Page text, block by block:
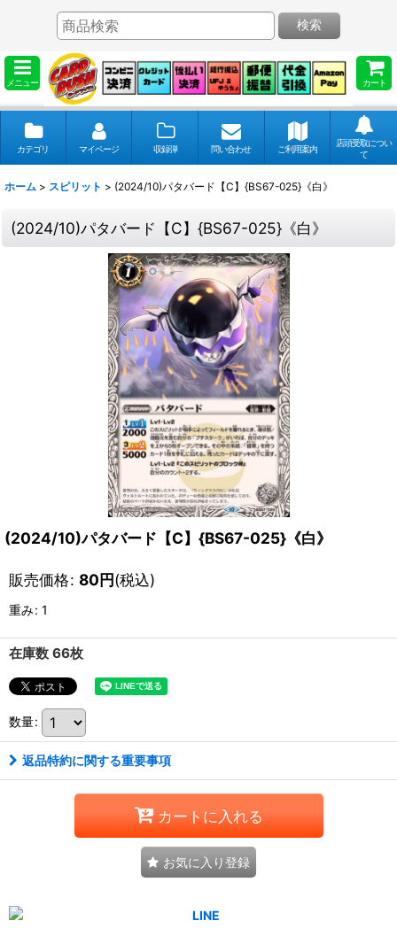
メニュー カート
検索
カテゴリ マイページ 収録弾 問い合わせ ご利用案内
店頭受取につい
て
ホーム > スピリット > (2024/10)パタバード【C】{BS67-025}《白》
(2024/10)パタバード【C】{BS67-025}《白》
(2024/10)パタバード【C】{BS67-025}《白》
販売価格: 80円(税込)
重み: 1
在庫数 66枚
数量:
返品特約に関する重要事項
カートに入れる
お気に入り登録